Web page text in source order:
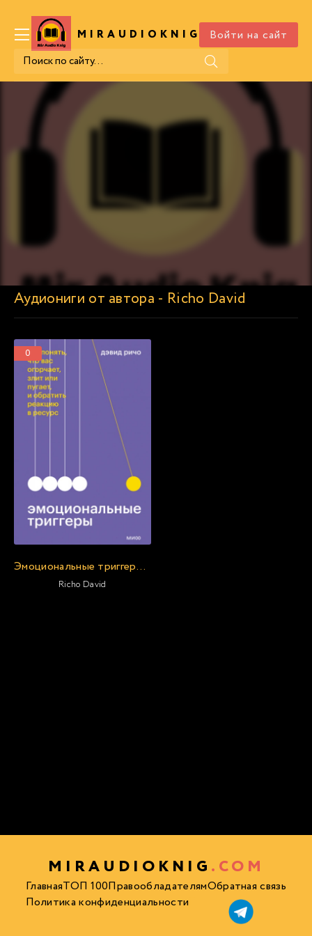
MIRAUDIOKNIG .COM
Войти на сайт
Аудиониги от автора - Richo David
0
Эмоциональные триггеры. Как понять, что вас огорчает, злит или пугает, и обратить реакцию в ресурс
Richo David
MIRAUDIOKNIG .COM
ГлавнаяТОП 100ПравообладателямОбратная связь
Политика конфиденциальности